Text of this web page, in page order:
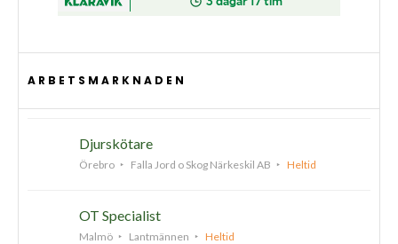
ARBETSMARKNADEN
Djurskötare
Örebro Falla Jord o Skog Närkeskil AB Heltid
OT Specialist
Malmö Lantmännen Heltid